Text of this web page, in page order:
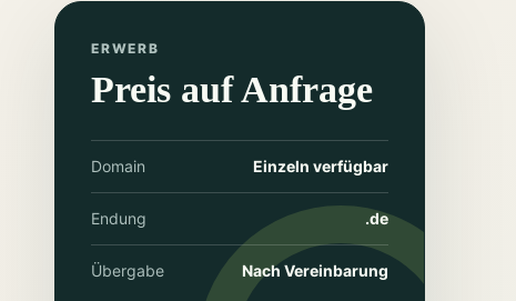
ERWERB
Preis auf Anfrage
Domain Einzeln verfügbar
Endung .de
Übergabe Nach Vereinbarung